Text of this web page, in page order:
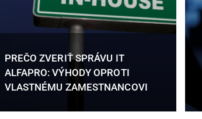
PREČO ZVERIŤ SPRÁVU IT
ALFAPRO: VÝHODY OPROTI
VLASTNÉMU ZAMESTNANCOVI